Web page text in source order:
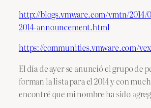
http://blogs.vmware.com/vmtn/2014/
2014-announcement.html
https://communities.vmware.com/
El día de ayer se anunció el grupo de
forman la lista para el 2014 y con
encontré que mi nombre ha sido